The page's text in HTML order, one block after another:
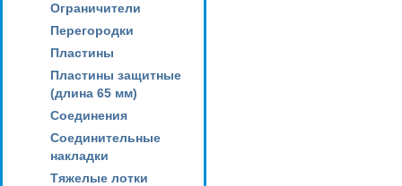
Ограничители
Перегородки
Пластины
Пластины защитные
(длина 65 мм)
Соединения
Соединительные
накладки
Тяжелые лотки